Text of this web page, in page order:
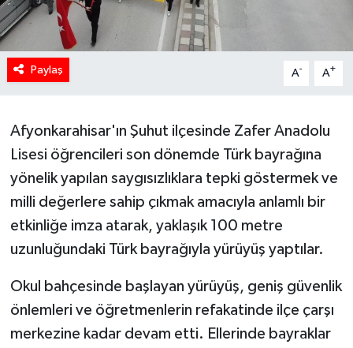
Paylaş A- A+
Afyonkarahisar'ın Şuhut ilçesinde Zafer Anadolu
Lisesi öğrencileri son dönemde Türk bayrağına
yönelik yapılan saygısızlıklara tepki göstermek ve
milli değerlere sahip çıkmak amacıyla anlamlı bir
etkinliğe imza atarak, yaklaşık 100 metre
uzunluğundaki Türk bayrağıyla yürüyüş yaptılar.
Okul bahçesinde başlayan yürüyüş, geniş güvenlik
önlemleri ve öğretmenlerin refakatinde ilçe çarşı
merkezine kadar devam etti. Ellerinde bayraklar